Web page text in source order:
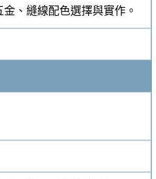
、縫線配色選擇與實作。